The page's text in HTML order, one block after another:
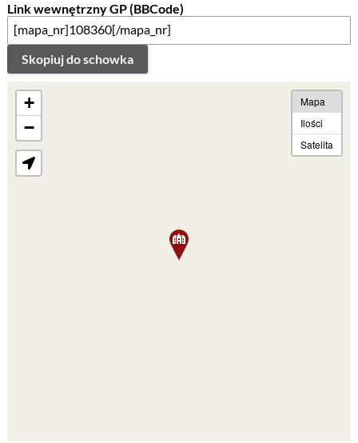
Link wewnętrzny GP (BBCode)
Skopiuj do schowka
+
−
Mapa
Ilości
Satelita